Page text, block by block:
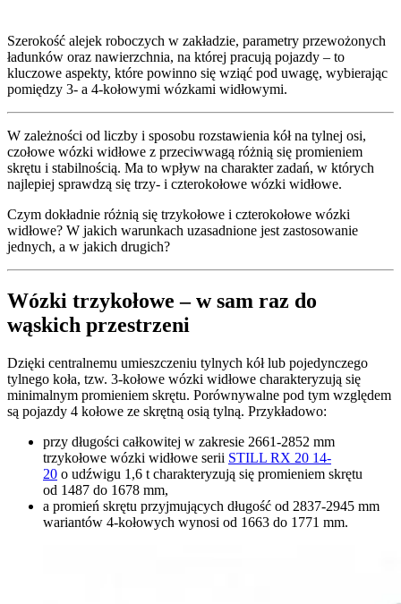
Szerokość alejek roboczych w zakładzie, parametry przewożonych
ładunków oraz nawierzchnia, na której pracują pojazdy – to
kluczowe aspekty, które powinno się wziąć pod uwagę, wybierając
pomiędzy 3- a 4-kołowymi wózkami widłowymi.
W zależności od liczby i sposobu rozstawienia kół na tylnej osi,
czołowe wózki widłowe z przeciwwagą różnią się promieniem
skrętu i stabilnością. Ma to wpływ na charakter zadań, w których
najlepiej sprawdzą się trzy- i czterokołowe wózki widłowe.
Czym dokładnie różnią się trzykołowe i czterokołowe wózki
widłowe? W jakich warunkach uzasadnione jest zastosowanie
jednych, a w jakich drugich?
Wózki trzykołowe – w sam raz do
wąskich przestrzeni
Dzięki centralnemu umieszczeniu tylnych kół lub pojedynczego
tylnego koła, tzw. 3-kołowe wózki widłowe charakteryzują się
minimalnym promieniem skrętu. Porównywalne pod tym względem
są pojazdy 4 kołowe ze skrętną osią tylną. Przykładowo:
przy długości całkowitej w zakresie 2661-2852 mm
trzykołowe wózki widłowe serii STILL RX 20 14-
20 o udźwigu 1,6 t charakteryzują się promieniem skrętu
od 1487 do 1678 mm,
a promień skrętu przyjmujących długość od 2837-2945 mm
wariantów 4-kołowych wynosi od 1663 do 1771 mm.